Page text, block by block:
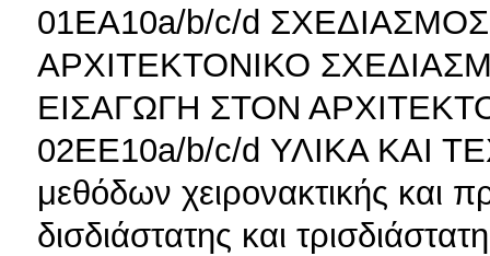
01ΕΑ10a/b/c/d
ΑΡΧΙΤΕΚΤΟΝΙΚΟ
ΕΙΣΑΓΩΓΗ ΣΤΟΝ
02ΕΕ10a/b/c/d ΥΛΙΚΑ ΚΑΙ
μεθόδων χειρονακτικής και
δισδιάστατης και